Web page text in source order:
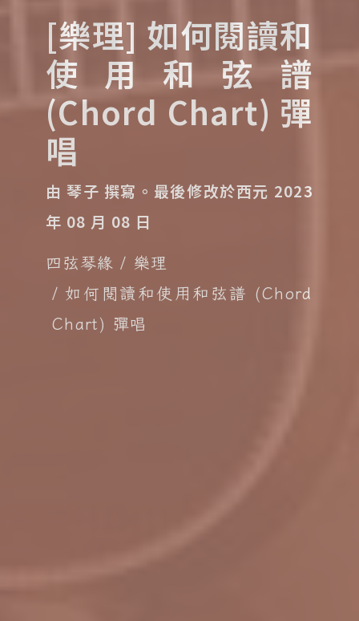
[樂理] 如何閱讀和
使用和弦譜
(Chord Chart) 彈
唱
由 琴子 撰寫。 最後修改於西元 2023
年 08 月 08 日
四弦琴緣
樂理
如何閱讀和使用和弦譜 (Chord
Chart) 彈唱